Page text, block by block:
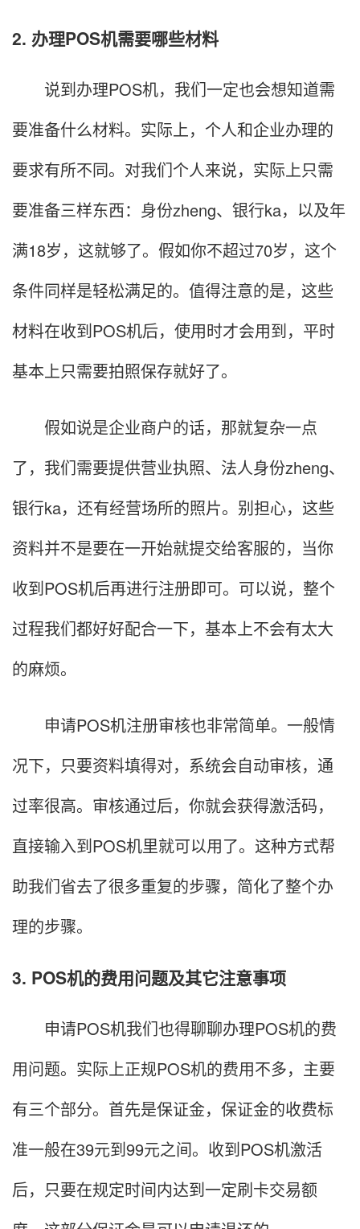
2. 办理POS机需要哪些材料
说到办理POS机，我们一定也会想知道需
要准备什么材料。实际上，个人和企业办理的
要求有所不同。对我们个人来说，实际上只需
要准备三样东西：身份zheng、银行ka，以及年
满18岁，这就够了。假如你不超过70岁，这个
条件同样是轻松满足的。值得注意的是，这些
材料在收到POS机后，使用时才会用到，平时
基本上只需要拍照保存就好了。
假如说是企业商户的话，那就复杂一点
了，我们需要提供营业执照、法人身份zheng、
银行ka，还有经营场所的照片。别担心，这些
资料并不是要在一开始就提交给客服的，当你
收到POS机后再进行注册即可。可以说，整个
过程我们都好好配合一下，基本上不会有太大
的麻烦。
申请POS机注册审核也非常简单。一般情
况下，只要资料填得对，系统会自动审核，通
过率很高。审核通过后，你就会获得激活码，
直接输入到POS机里就可以用了。这种方式帮
助我们省去了很多重复的步骤，简化了整个办
理的步骤。
3. POS机的费用问题及其它注意事项
申请POS机我们也得聊聊办理POS机的费
用问题。实际上正规POS机的费用不多，主要
有三个部分。首先是保证金，保证金的收费标
准一般在39元到99元之间。收到POS机激活
后，只要在规定时间内达到一定刷卡交易额